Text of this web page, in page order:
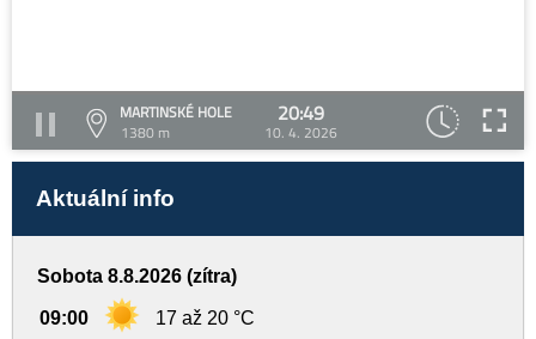
MARTINSKÉ HOLE
1380 m
20:49
10. 4. 2026
Aktuální info
Sobota 8.8.2026 (zítra)
09:00 17 až 20 °C